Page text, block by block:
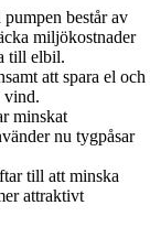
består av
miljökostnader
till elbil.
att spara el och
vind.
minskat
nu tygpåsar
till att minska
attraktivt